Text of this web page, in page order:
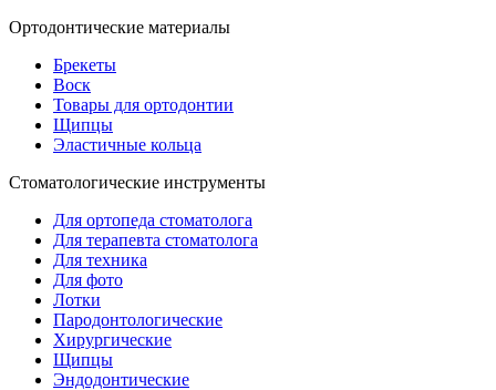
Ортодонтические материалы
Брекеты
Воск
Товары для ортодонтии
Щипцы
Эластичные кольца
Стоматологические инструменты
Для ортопеда стоматолога
Для терапевта стоматолога
Для техника
Для фото
Лотки
Пародонтологические
Хирургические
Щипцы
Эндодонтические